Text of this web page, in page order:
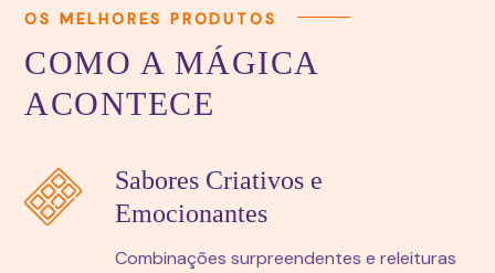
OS MELHORES PRODUTOS
COMO A MÁGICA
ACONTECE
Sabores Criativos e
Emocionantes
Combinações surpreendentes e releituras